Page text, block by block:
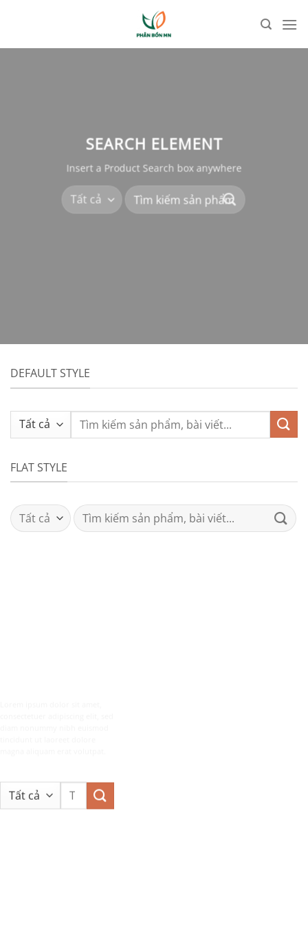
SEARCH ELEMENT
Insert a Product Search box anywhere
Tìm
kiếm:
DEFAULT STYLE
Tìm
FLAT STYLE
Tìm
kiếm:
Tìm